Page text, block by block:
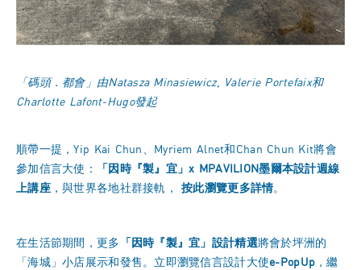
「碼頭．都會」由Natasza Minasiewicz, Valerie Portefaix和
Charlotte Lafont-Hugo發起
順帶一提，Yip Kai Chun、Myriem Alnet和Chan Chun Kit將會
參加信言大使：
「因時『製』宜」x MPAVILION墨爾本設計週線
上講座，與世界各地社群接軌， 按此瀏覽更多詳情。
在生活節期間，更多 「因時『製』宜」設計精選將會於坪洲的
「海城」小店展示和發售。立即瀏覽信言設計大使e-PopUp ，繼